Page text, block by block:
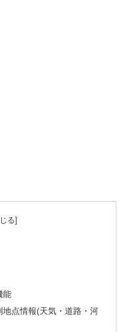
能
点情報(天気・道路・河